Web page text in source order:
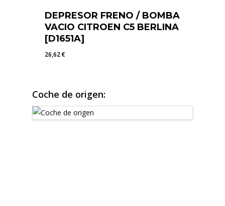
DEPRESOR FRENO / BOMBA
VACIO CITROEN C5 BERLINA
[D1651A]
26,62€
Coche de origen: